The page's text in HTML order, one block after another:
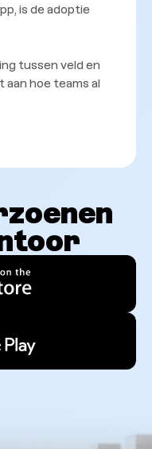
is de adoptie
tussen veld en
hoe teams al